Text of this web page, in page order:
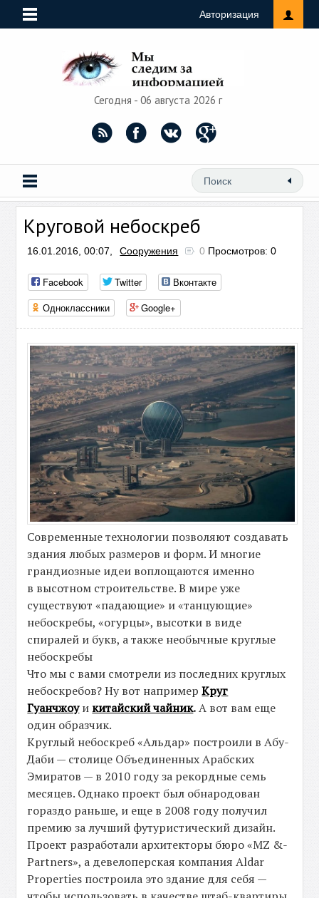
Авторизация
Сегодня - 06 августа 2026 г
Круговой небоскреб
16.01.2016, 00:07, Сооружения 0 Просмотров: 0
Facebook Twitter
Вконтакте
Одноклассники
Google+
Современные технологии позволяют создавать
здания любых размеров и форм. И многие
грандиозные идеи воплощаются именно
в высотном строительстве. В мире уже
существуют «падающие» и «танцующие»
небоскребы, «огурцы», высотки в виде
спиралей и букв, а также необычные круглые
небоскребы
Что мы с вами смотрели из последних круглых
небоскребов? Ну вот напримерКруг
Гуанчжоу и китайский чайник.А вот вам еще
один образчик.
Круглый небоскреб «Альдар» построили в Абу-
Даби — столице Объединенных Арабских
Эмиратов — в 2010 году за рекордные семь
месяцев. Однако проект был обнародован
гораздо раньше, и еще в 2008 году получил
премию за лучший футуристический дизайн.
Проект разработали архитекторы бюро «MZ &-
Partners», а девелоперская компания Aldar
Properties построила это здание для себя —